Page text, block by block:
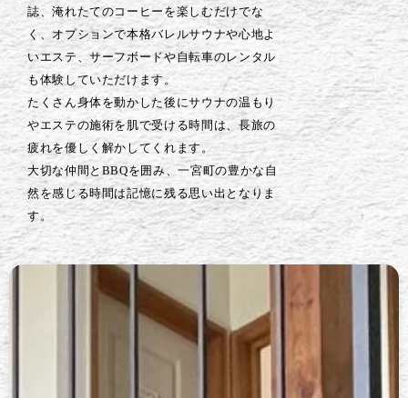
誌、淹れたてのコーヒーを楽しむだけでな
く、オプションで本格バレルサウナや心地よ
いエステ、サーフボードや自転車のレンタル
も体験していただけます。
たくさん身体を動かした後にサウナの温もり
やエステの施術を肌で受ける時間は、長旅の
疲れを優しく解かしてくれます。
大切な仲間とBBQを囲み、一宮町の豊かな自
然を感じる時間は記憶に残る思い出となりま
す。